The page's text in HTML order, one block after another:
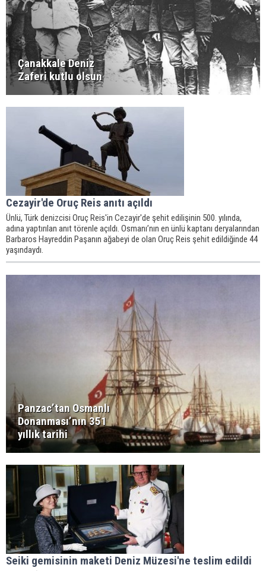
Çanakkale Deniz
Zaferi kutlu olsun
Cezayir'de Oruç Reis anıtı açıldı
Ünlü, Türk denizcisi Oruç Reis'in Cezayir'de şehit edilişinin 500. yılında,
adına yaptırılan anıt törenle açıldı. Osmanı’nın en ünlü kaptanı deryalarından
Barbaros Hayreddin Paşanın ağabeyi de olan Oruç Reis şehit edildiğinde 44
yaşındaydı.
Panzac’tan Osmanlı
Donanması’nın 351
yıllık tarihi
Seiki gemisinin maketi Deniz Müzesi'ne teslim edildi